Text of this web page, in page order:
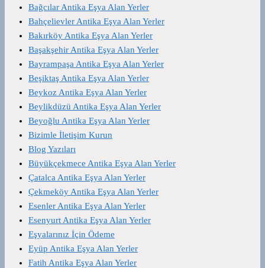
Bağcılar Antika Eşya Alan Yerler
Bahçelievler Antika Eşya Alan Yerler
Bakırköy Antika Eşya Alan Yerler
Başakşehir Antika Eşya Alan Yerler
Bayrampaşa Antika Eşya Alan Yerler
Beşiktaş Antika Eşya Alan Yerler
Beykoz Antika Eşya Alan Yerler
Beylikdüzü Antika Eşya Alan Yerler
Beyoğlu Antika Eşya Alan Yerler
Bizimle İletişim Kurun
Blog Yazıları
Büyükçekmece Antika Eşya Alan Yerler
Çatalca Antika Eşya Alan Yerler
Çekmeköy Antika Eşya Alan Yerler
Esenler Antika Eşya Alan Yerler
Esenyurt Antika Eşya Alan Yerler
Eşyalarınız İçin Ödeme
Eyüp Antika Eşya Alan Yerler
Fatih Antika Eşya Alan Yerler